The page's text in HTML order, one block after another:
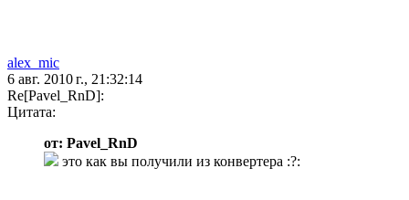
alex_mic
6 авг. 2010 г., 21:32:14
Re[Pavel_RnD]:
Цитата:
от: Pavel_RnD
это как вы получили из конвертера :?: